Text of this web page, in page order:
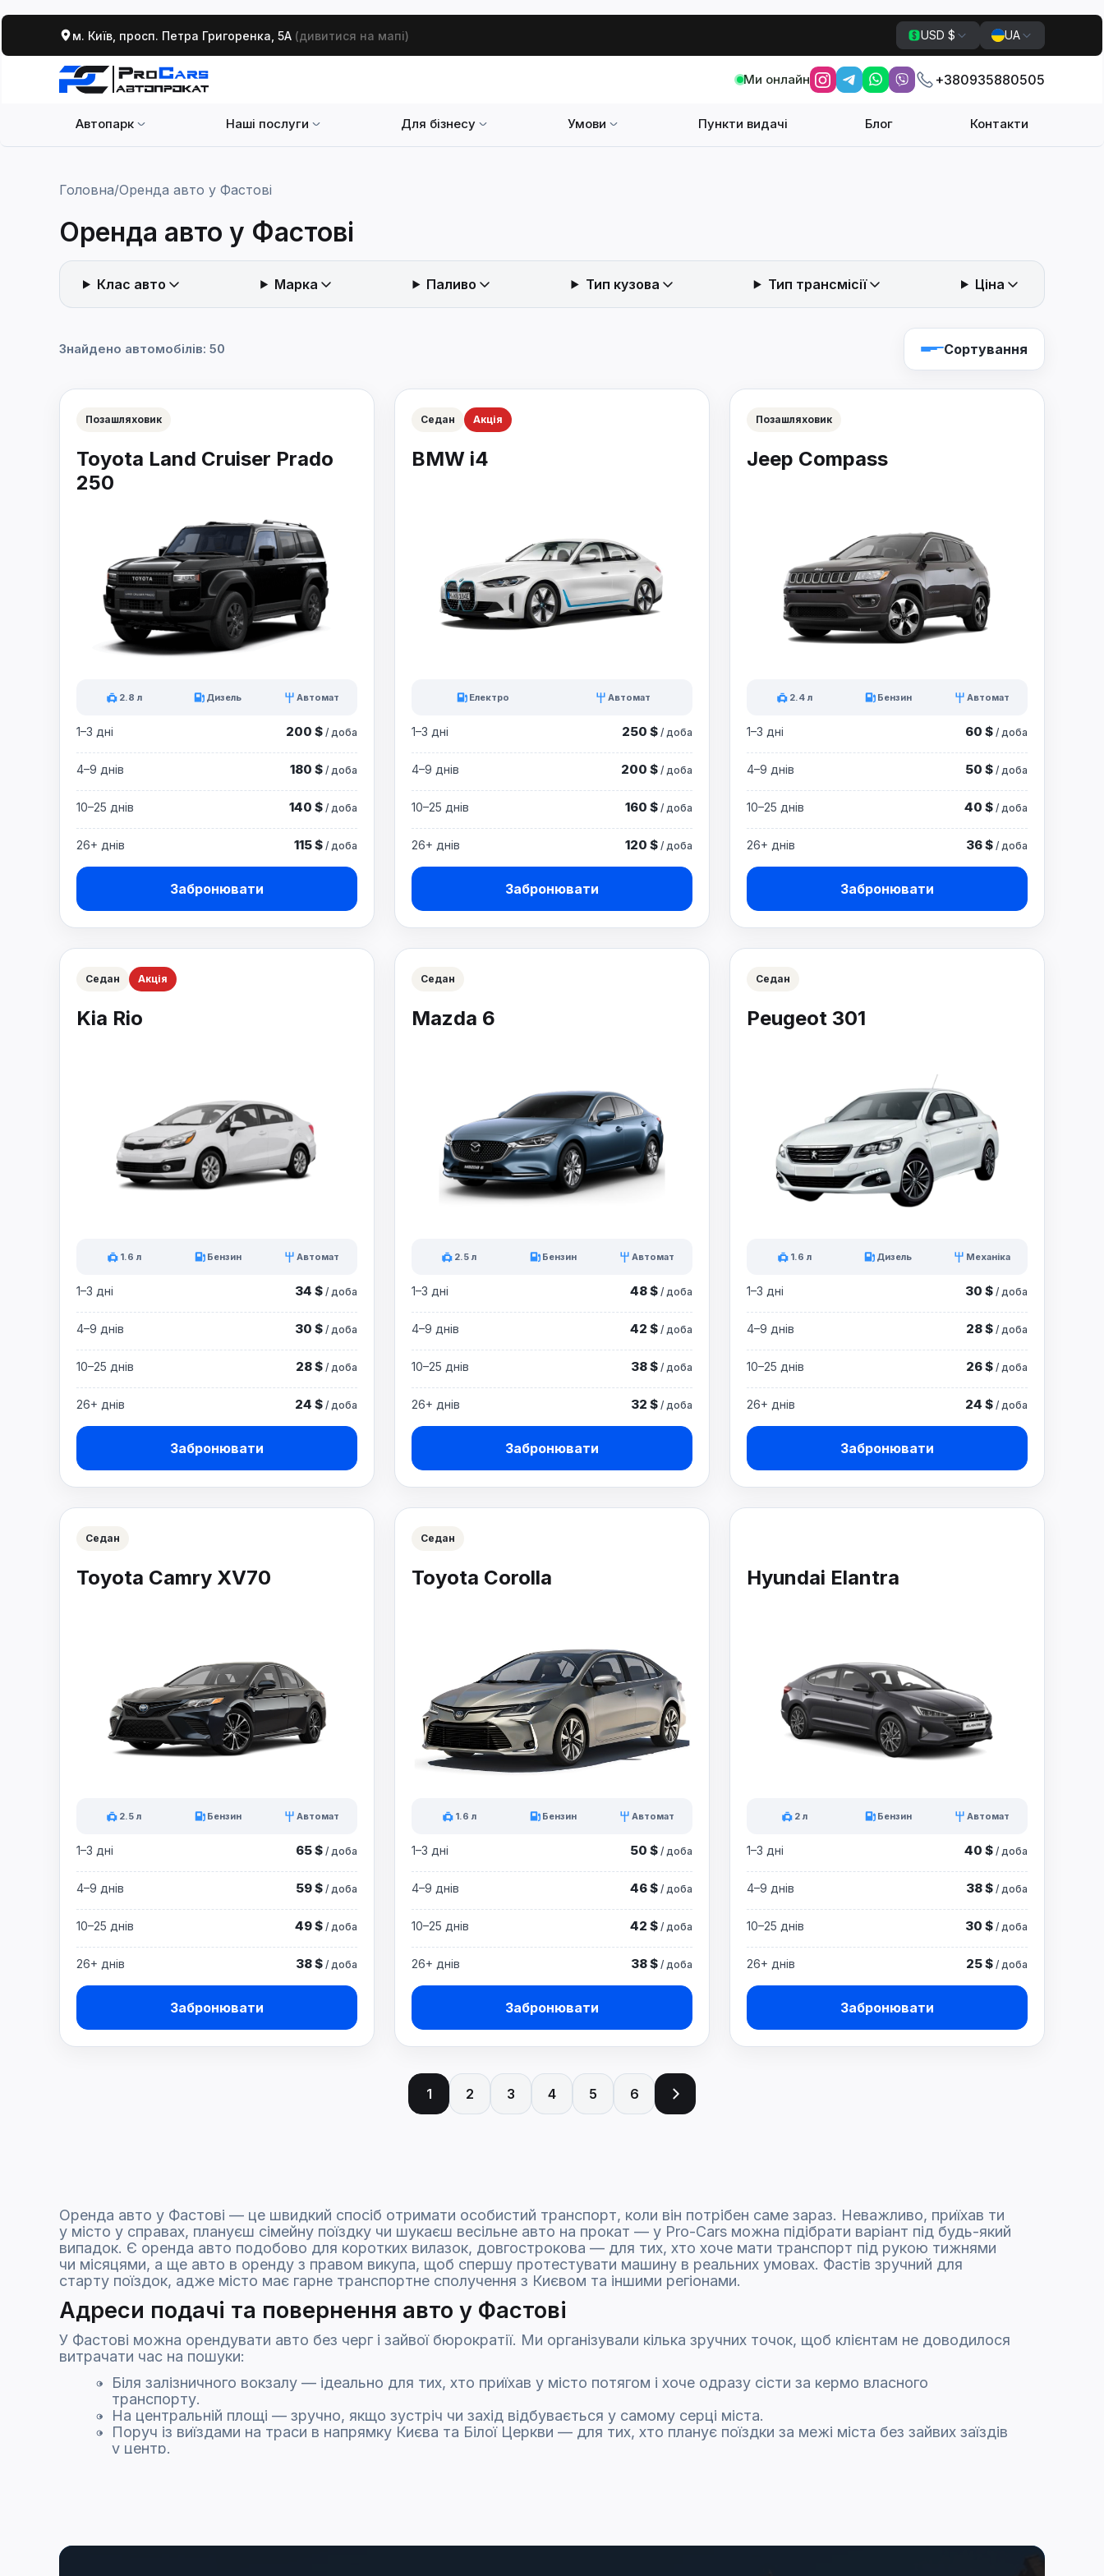
м. Київ, просп. Петра Григоренка, 5А (дивитися на мапі) USD $ UA
Ми онлайн +380935880505
Автопарк Наші послуги Для бізнесу Умови Пункти видачі Блог Контакти
Головна/Оренда авто у Фастові
Оренда авто у Фастові
Клас авто Марка Паливо Тип кузова Тип трансмісії Ціна
Знайдено автомобілів: 50 Сортування
Сортування
Позашляховик
Toyota Land Cruiser Prado
250
2.8 л Дизель Автомат
1–3 дні 200 $ / доба
4–9 днів 180 $ / доба
10–25 днів 140 $ / доба
26+ днів 115 $ / доба
Забронювати
Седан Акція
BMW i4
Електро Автомат
1–3 дні 250 $ / доба
4–9 днів 200 $ / доба
10–25 днів 160 $ / доба
26+ днів 120 $ / доба
Забронювати
Позашляховик
Jeep Compass
2.4 л Бензин Автомат
1–3 дні 60 $ / доба
4–9 днів 50 $ / доба
10–25 днів 40 $ / доба
26+ днів 36 $ / доба
Забронювати
Седан Акція
Kia Rio
1.6 л Бензин Автомат
1–3 дні 34 $ / доба
4–9 днів 30 $ / доба
10–25 днів 28 $ / доба
26+ днів 24 $ / доба
Забронювати
Седан
Mazda 6
2.5 л Бензин Автомат
1–3 дні 48 $ / доба
4–9 днів 42 $ / доба
10–25 днів 38 $ / доба
26+ днів 32 $ / доба
Забронювати
Седан
Peugeot 301
1.6 л Дизель Механіка
1–3 дні 30 $ / доба
4–9 днів 28 $ / доба
10–25 днів 26 $ / доба
26+ днів 24 $ / доба
Забронювати
Седан
Toyota Camry XV70
2.5 л Бензин Автомат
1–3 дні 65 $ / доба
4–9 днів 59 $ / доба
10–25 днів 49 $ / доба
26+ днів 38 $ / доба
Забронювати
Седан
Toyota Corolla
1.6 л Бензин Автомат
1–3 дні 50 $ / доба
4–9 днів 46 $ / доба
10–25 днів 42 $ / доба
26+ днів 38 $ / доба
Забронювати
Hyundai Elantra
2 л Бензин Автомат
1–3 дні 40 $ / доба
4–9 днів 38 $ / доба
10–25 днів 30 $ / доба
26+ днів 25 $ / доба
Забронювати
1 2 3 4 5 6
Оренда авто у Фастові — це швидкий спосіб отримати особистий транспорт, коли він потрібен саме зараз. Неважливо, приїхав ти
у місто у справах, плануєш сімейну поїздку чи шукаєш весільне авто на прокат — у Pro-Cars можна підібрати варіант під будь-який
випадок. Є оренда авто подобово для коротких вилазок, довгострокова — для тих, хто хоче мати транспорт під рукою тижнями
чи місяцями, а ще авто в оренду з правом викупа, щоб спершу протестувати машину в реальних умовах. Фастів зручний для
старту поїздок, адже місто має гарне транспортне сполучення з Києвом та іншими регіонами.
Адреси подачі та повернення авто у Фастові
У Фастові можна орендувати авто без черг і зайвої бюрократії. Ми організували кілька зручних точок, щоб клієнтам не доводилося
витрачати час на пошуки:
Біля залізничного вокзалу — ідеально для тих, хто приїхав у місто потягом і хоче одразу сісти за кермо власного
транспорту.
На центральній площі — зручно, якщо зустріч чи захід відбувається у самому серці міста.
Поруч із виїздами на траси в напрямку Києва та Білої Церкви — для тих, хто планує поїздки за межі міста без зайвих заїздів
у центр.
Умови прокату